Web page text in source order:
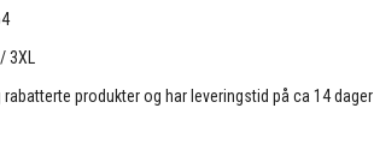
3XL
produkter og har leveringstid på ca 14 dager